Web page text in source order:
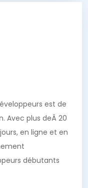
est de
Avec plus deÂ 20
en ligne et en
débutants